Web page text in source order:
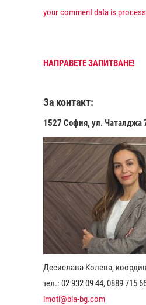
your comment data is
НАПРАВЕТЕ ЗАПИТВАНЕ!
За контакт:
1527 София, ул. Чаталджа
Десислава Колева,
тел.: 02 932 09 44, 0889 715
imoti@bia-bg.com